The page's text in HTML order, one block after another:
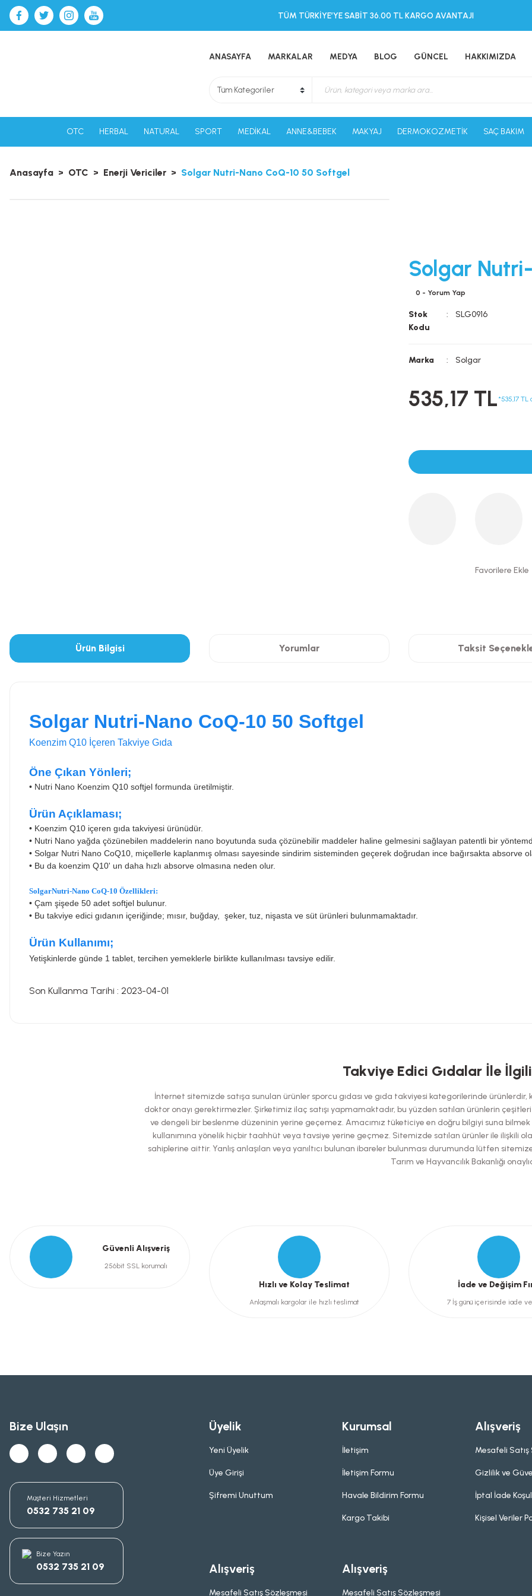
TÜM TÜRKİYE’YE SABİT 36.00 TL KARGO AVANTAJI
ANASAYFA MARKALAR MEDYA BLOG GÜNCEL HAKKIMIZDA
OTC HERBAL NATURAL SPORT MEDİKAL ANNE&BEBEK MAKYAJ DERMOKOZMETİK SAÇ BAKIM
Anasayfa OTC Enerji Vericiler Solgar Nutri-Nano CoQ-10 50 Softgel
Solgar
0 - Yorum Yap
Stok
Kodu
SLG0916
Marka Solgar
535,17 TL*535,17
Ürün Bilgisi Yorumlar Taksit
Solgar Nutri-Nano CoQ-10 50 Softgel
Koenzim Q10 İçeren Takviye Gıda
Öne Çıkan Yönleri;
• Nutri Nano Koenzim Q10 softjel formunda üretilmiştir.
Ürün Açıklaması;
• Koenzim Q10 içeren gıda takviyesi ürünüdür.
• Nutri Nano yağda çözünebilen maddelerin nano boyutunda suda çözünebilir maddeler haline gelmesini sağlayan patentli bir
• Solgar Nutri Nano CoQ10, miçellerle kaplanmış olması sayesinde sindirim sisteminden geçerek doğrudan ince bağırsakta absorve
• Bu da koenzim Q10' un daha hızlı absorve olmasına neden olur.
SolgarNutri-Nano CoQ-10 Özellikleri:
• Çam şişede 50 adet softjel bulunur.
• Bu takviye edici gıdanın içeriğinde; mısır, buğday, şeker, tuz, nişasta ve süt ürünleri bulunmamaktadır.
Ürün Kullanımı;
Yetişkinlerde günde 1 tablet, tercihen yemeklerle birlikte kullanılması tavsiye edilir.
Son Kullanma Tarihi : 2023-04-01
Bu ürüne ilk yorumu siz yapın!
Yorum Yaz
Ürün resmi kalitesiz, bozuk veya görüntülenemiyor.
Ürün açıklamasında eksik bilgiler bulunuyor.
Ürün bilgilerinde hatalar bulunuyor.
Ürün fiyatı diğer sitelerden daha pahalı.
Takviye Edici Gıdalar İle
İnternet sitemizde satışa sunulan ürünler sporcu gıdası ve gıda takviyesi kategorilerinde
doktor onayı gerektirmezler. Şirketimiz ilaç satışı yapmamaktadır, bu yüzden satılan ürünlerin
ve dengeli bir beslenme düzeninin yerine geçemez. Amacımız tüketiciye en doğru bilgiyi suna
kullanımına yönelik hiçbir taahhüt veya tavsiye yerine geçmez. Sitemizde satılan ürünler ile ilişkili
sahiplerine aittir. Yanlış anlaşılan veya yanıltıcı bulunan ibareler bulunması durumunda lütfen
Tarım ve Hayvancılık Bakanlığı
Güvenli Alışveriş
256bit SSL korumalı
Hızlı ve Kolay Teslimat
Anlaşmalı kargolar ile hızlı teslimat
İade ve Değişim
7 İş günü içerisinde iade
Bize Ulaşın
Müşteri Hizmetleri
0532 735 21 09
Bize Yazın
0532 735 21 09
Üyelik
Yeni Üyelik
Üye Girişi
Şifremi Unuttum
Kurumsal
İletişim
İletişim Formu
Havale Bildirim Formu
Kargo Takibi
Alışveriş
Mesafeli Satış
Gizlilik ve
İptal İade
Kişisel Veriler
Alışveriş
Mesafeli Satış Sözleşmesi
Alışveriş
Mesafeli Satış Sözleşmesi